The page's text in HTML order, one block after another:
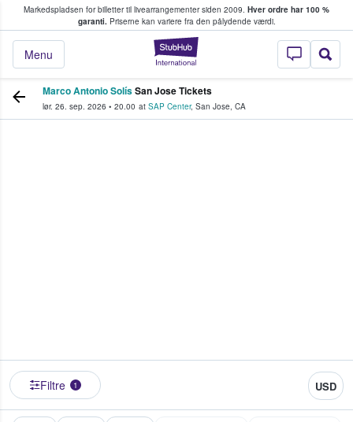
Markedspladsen for billetter til livearrangementer siden 2009. Hver ordre har 100 %
garanti.Priserne kan variere fra den pålydende værdi.
StubHub - Hvor
Menu
køber og sælger billetter
Marco Antonio SolísSan Jose Tickets
lør. 26. sep. 2026 • 20.00 at SAP Center, San Jose, CA
Filtre 1 USD